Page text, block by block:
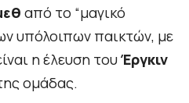
από το “μαγικό
υπόλοιπων παικτών, με
η έλευση τουΈργκιν
ομάδας.